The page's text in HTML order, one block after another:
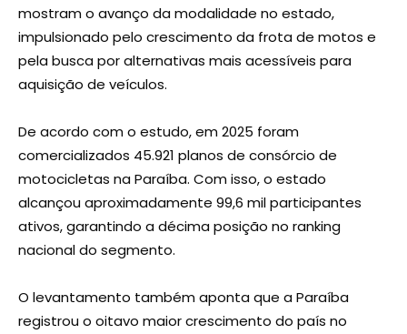
mostram o avanço da modalidade no estado,
impulsionado pelo crescimento da frota de motos e
pela busca por alternativas mais acessíveis para
aquisição de veículos.
De acordo com o estudo, em 2025 foram
comercializados 45.921 planos de consórcio de
motocicletas na Paraíba. Com isso, o estado
alcançou aproximadamente 99,6 mil participantes
ativos, garantindo a décima posição no ranking
nacional do segmento.
O levantamento também aponta que a Paraíba
registrou o oitavo maior crescimento do país no